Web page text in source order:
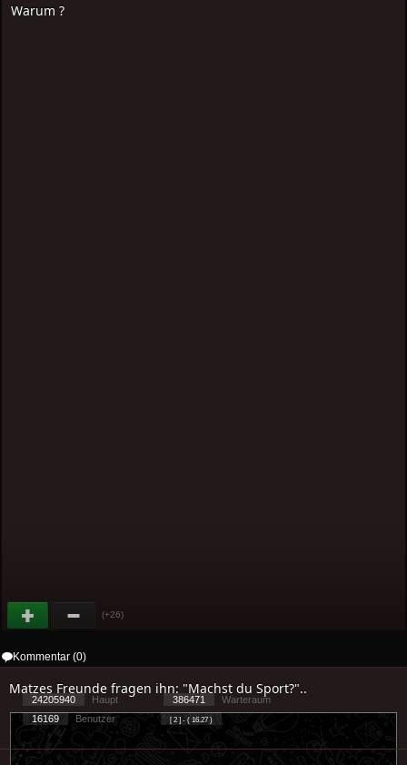
Warum ?
(+26)
Kommentar (0)
Matzes Freunde fragen ihn: "Machst du Sport?"..
24205940 Haupt 386471
Warteraum
16169
Benutzer [ 2 ] - ( 16.27 )